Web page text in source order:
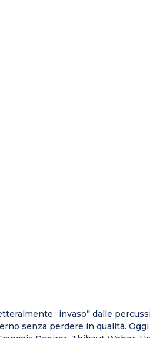
“invaso” dalle
senza perdere in qualità.